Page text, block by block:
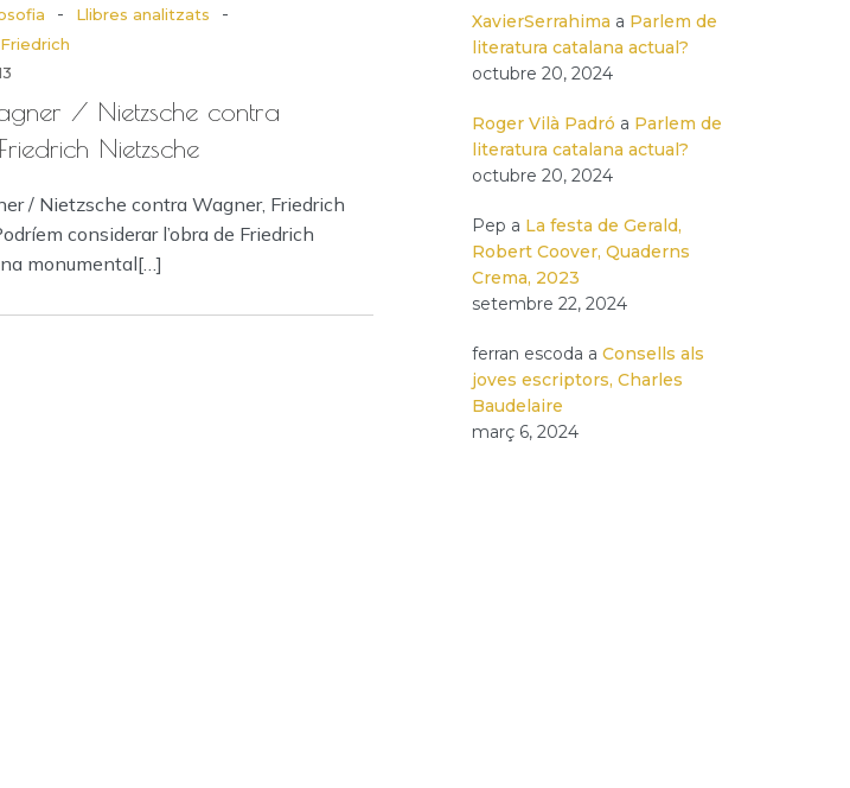
- Llibres analitzats -
/ Nietzsche contra
Nietzsche
/ Nietzsche contra Wagner, Friedrich
considerar l’obra de Friedrich
monumental[…]
XavierSerrahima a Parlem de
literatura catalana actual?
octubre 20, 2024
Roger Vilà Padró a Parlem de
literatura catalana actual?
octubre 20, 2024
Pep a La festa de Gerald,
Robert Coover, Quaderns
Crema, 2023
setembre 22, 2024
ferran escoda a Consells als
joves escriptors, Charles
Baudelaire
març 6, 2024